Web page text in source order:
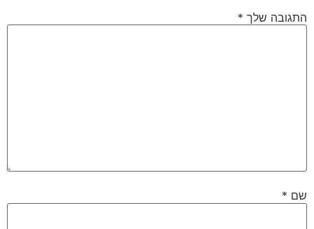
התגובה שלך *
שם *